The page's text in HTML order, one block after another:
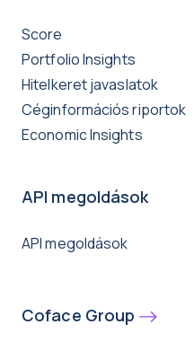
Score
Portfolio Insights
Hitelkeret javaslatok
Céginformációs riportok
Economic Insights
API megoldások
API megoldások
Coface Group